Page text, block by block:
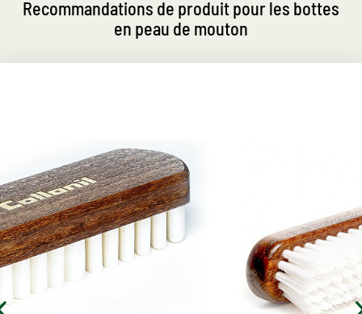
Recommandations de produit pour les bottes
en peau de mouton
Brosse de nettoyage pratique
Pour le nettoyage sec et humide des textiles
Pour le nettoyage soigné de toutes les espèces de
cuir